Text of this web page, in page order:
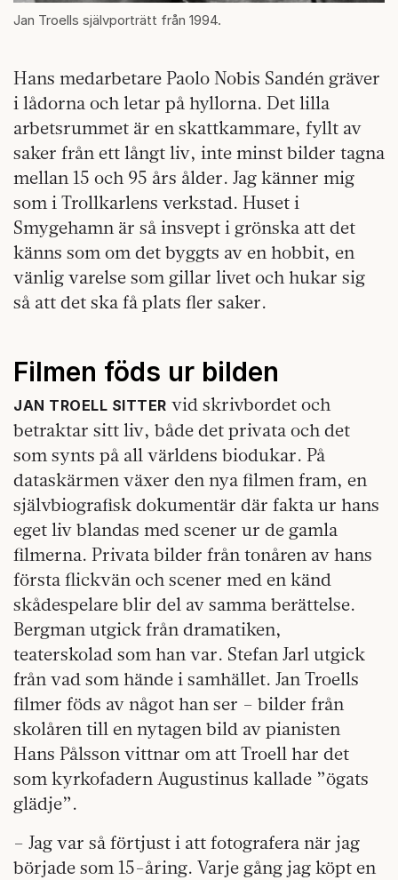
Jan Troells självporträtt från 1994.
Hans medarbetare Paolo Nobis Sandén gräver
i lådorna och letar på hyllorna. Det lilla
arbetsrummet är en skattkammare, fyllt av
saker från ett långt liv, inte minst bilder tagna
mellan 15 och 95 års ålder. Jag känner mig
som i Trollkarlens verkstad. Huset i
Smygehamn är så insvept i grönska att det
känns som om det byggts av en hobbit, en
vänlig varelse som gillar livet och hukar sig
så att det ska få plats fler saker.
Filmen föds ur bilden
JAN TROELL SITTER vid skrivbordet och
betraktar sitt liv, både det privata och det
som synts på all världens biodukar. På
dataskärmen växer den nya filmen fram, en
självbiografisk dokumentär där fakta ur hans
eget liv blandas med scener ur de gamla
filmerna. Privata bilder från tonåren av hans
första flickvän och scener med en känd
skådespelare blir del av samma berättelse.
Bergman utgick från dramatiken,
teaterskolad som han var. Stefan Jarl utgick
från vad som hände i samhället. Jan Troells
filmer föds av något han ser – bilder från
skolåren till en nytagen bild av pianisten
Hans Pålsson vittnar om att Troell har det
som kyrkofadern Augustinus kallade ”ögats
glädje”.
– Jag var så förtjust i att fotografera när jag
började som 15-åring. Varje gång jag köpt en